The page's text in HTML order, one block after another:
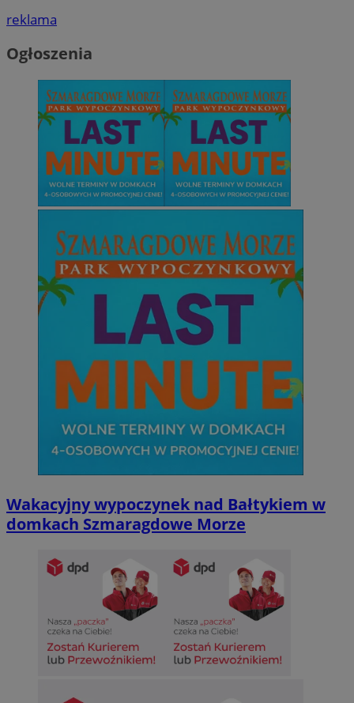
reklama
Ogłoszenia
Wakacyjny wypoczynek nad Bałtykiem w
domkach Szmaragdowe Morze